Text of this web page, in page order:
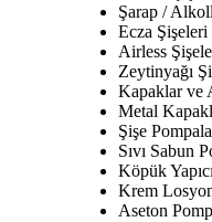
Şarap /
Ecza Şişeleri
Airless
Zeytinyağı
Kapaklar ve
Metal
Şişe
Sıvı Sabun
Köpük
Krem
Aseton